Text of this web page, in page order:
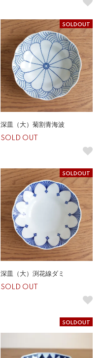
SOLDOUT
深皿（大）菊割青海波
SOLD OUT
SOLDOUT
深皿（大）渕花線ダミ
SOLD OUT
SOLDOUT